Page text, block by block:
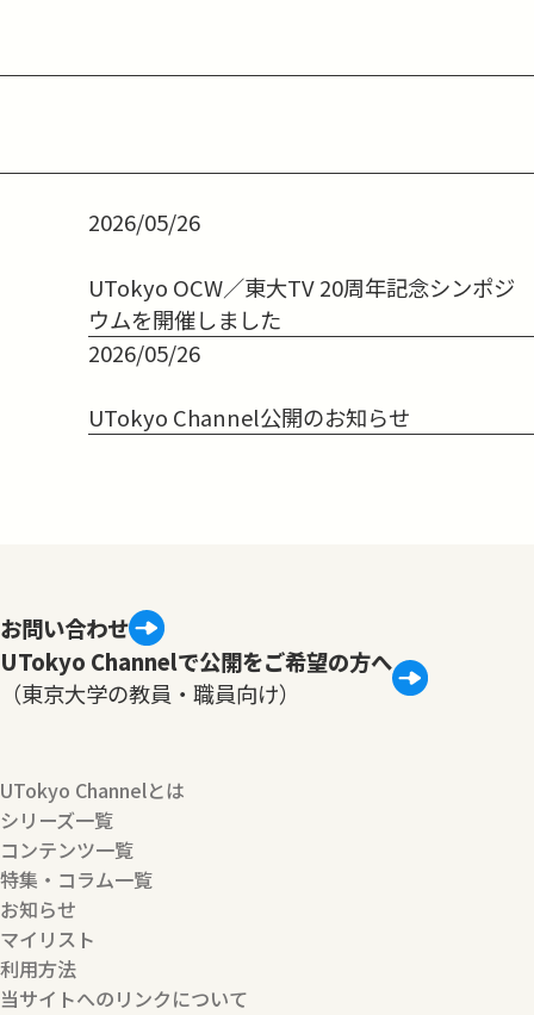
2026/05/26
UTokyo OCW／東大TV 20周年記念シンポジ
ウムを開催しました
2026/05/26
UTokyo Channel公開のお知らせ
お問い合わせ
UTokyo Channelで公開をご希望の方へ
（東京大学の教員・職員向け）
UTokyo Channelとは
シリーズ一覧
コンテンツ一覧
特集・コラム一覧
お知らせ
マイリスト
利用方法
当サイトへのリンクについて